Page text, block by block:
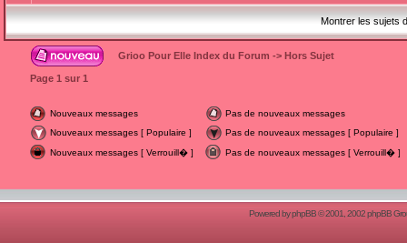
Montrer les sujets
Grioo Pour Elle Index du Forum -> Hors Sujet
Page 1 sur 1
Nouveaux messages
Pas de nouveaux messages
Nouveaux messages [ Populaire ]
Pas de nouveaux messages [ Populaire ]
Nouveaux messages [ Verrouill� ]
Pas de nouveaux messages [ Verrouill� ]
Powered byphpBB© 2001, 2002 phpBB